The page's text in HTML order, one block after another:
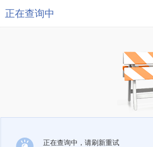
正在查询中
正在查询中，请刷新重试